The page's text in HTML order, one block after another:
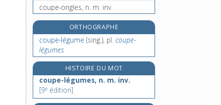
coupe-ongles, n. m. inv.
coupe-papier, n. m. inv.
couper, v. tr. et intr.
coupe-racines, n. m. inv.
couperet, n. m.
couperose, n. f.
ORTHOGRAPHE
coupe-légume (sing.), pl. coupe-
légumes
HISTOIRE DU MOT
coupe-légumes, n. m. inv.
[9e édition]